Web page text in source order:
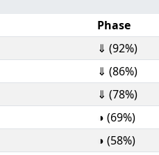
Phase
⇓ (92%)
⇓ (86%)
⇓ (78%)
◑ (69%)
◑ (58%)